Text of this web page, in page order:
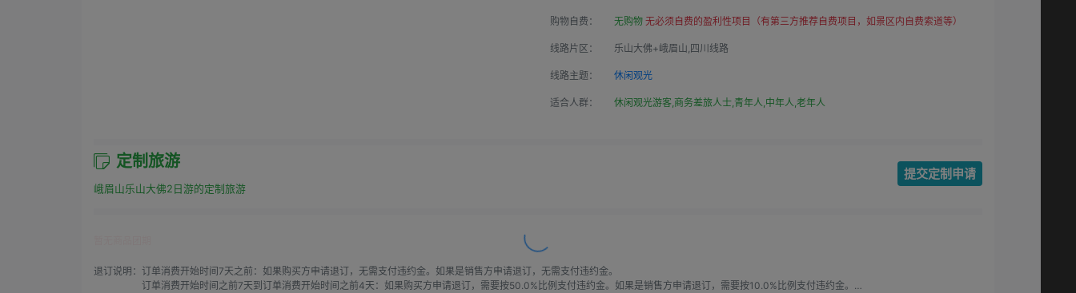
购物自费： 无购物 无必须自费的盈利性项目（有第三方推荐自费项目，如景区内自费索道等）
线路片区： 乐山大佛+峨眉山,四川线路
线路主题： 休闲观光
适合人群： 休闲观光游客,商务差旅人士,青年人,中年人,老年人
定制旅游
峨眉山乐山大佛2日游的定制旅游
提交定制申请
退订说明： 订单消费开始时间7天之前：如果购买方申请退订，无需支付违约金。如果是销售方申请退订，无需支付违约金。
订单消费开始时间之前7天到订单消费开始时间之前4天：如果购买方申请退订，需要按50.0%比例支付违约金。如果是销售方申请退订，需要按10.0%比例支付违约金。